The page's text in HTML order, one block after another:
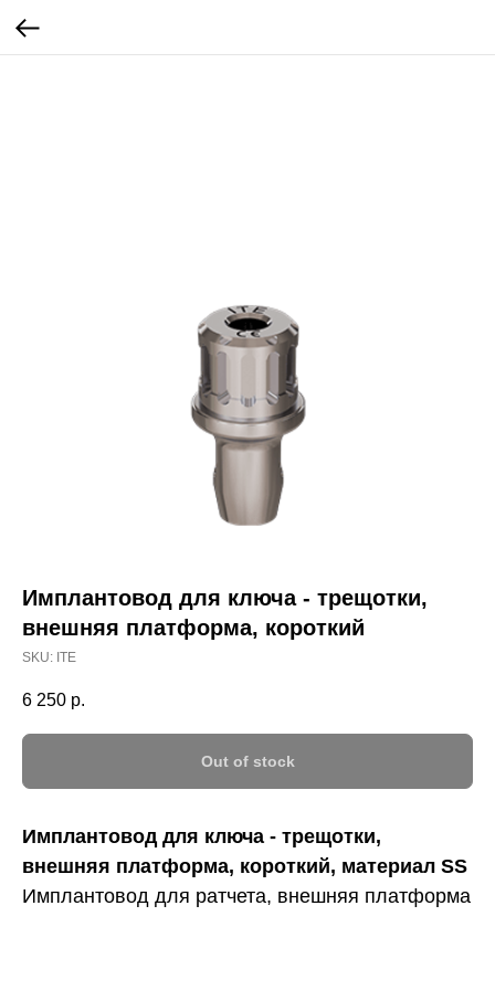
Имплантовод для ключа - трещотки,
внешняя платформа, короткий
SKU: ITE
6 250 р.
Out of stock
Имплантовод для ключа - трещотки,
внешняя платформа, короткий, материал SS
Имплантовод для ратчета, внешняя платформа